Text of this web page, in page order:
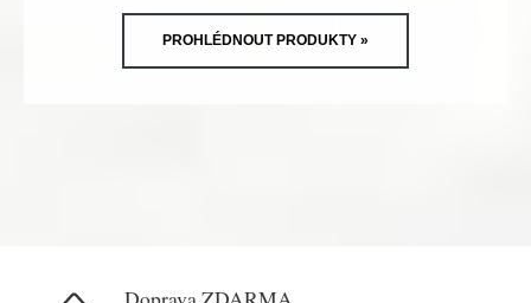
PROHLÉDNOUT PRODUKTY »